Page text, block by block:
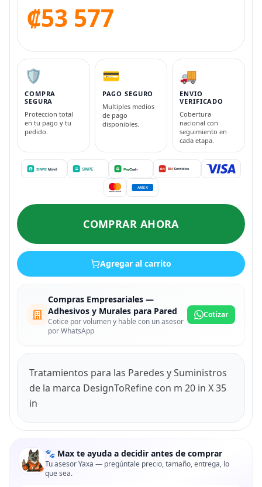
₡53 577
🛡️
COMPRA
SEGURA
Proteccion total
en tu pago y tu
pedido.
💳
PAGO SEGURO
Multiples medios
de pago
disponibles.
🚚
ENVIO
VERIFICADO
Cobertura
nacional con
seguimiento en
cada etapa.
COMPRAR AHORA
Agregar al carrito
Compras Empresariales —
Adhesivos y Murales para Pared
Cotice por volumen y hable con un asesor
por WhatsApp
Cotizar
Tratamientos para las Paredes y Suministros
de la marca DesignToRefine con m 20 in X 35
in
🐾 Max te ayuda a decidir antes de comprar
Tu asesor Yaxa — pregúntale precio, tamaño, entrega, lo
que sea.